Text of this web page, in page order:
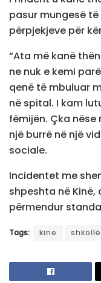
pasur mungesë
përpjekjeve për
“Ata më kanë
ne nuk e kemi
qenë të mbuluar
në spital. I kam
fëmijën. Çka nëse
një burrë në një
sociale.
Incidentet me
shpeshta në Kinë,
përmendur
Tags: kine shkollë